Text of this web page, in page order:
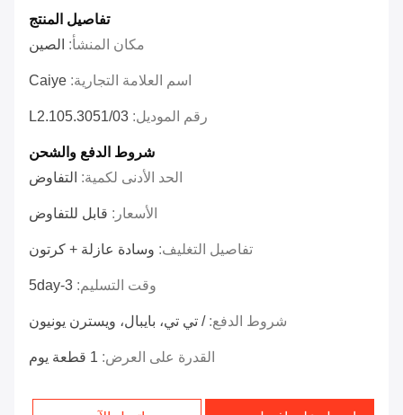
تفاصيل المنتج
مكان المنشأ: الصين
اسم العلامة التجارية: Caiye
رقم الموديل: L2.105.3051/03
شروط الدفع والشحن
الحد الأدنى لكمية: التفاوض
الأسعار: قابل للتفاوض
تفاصيل التغليف: وسادة عازلة + كرتون
وقت التسليم: 3-5day
شروط الدفع: / تي تي، بايبال، ويسترن يونيون
القدرة على العرض: 1 قطعة يوم